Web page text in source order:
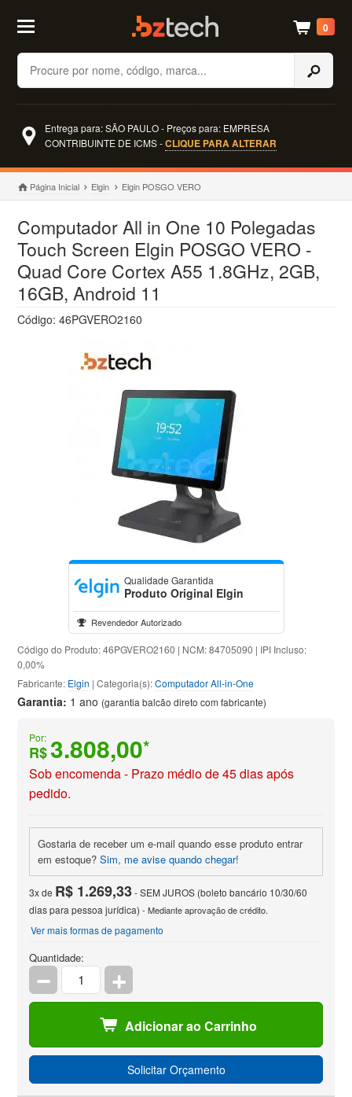
Buscar
0
Entrega para: SÃO PAULO - Preços para: EMPRESA
CONTRIBUINTE DE ICMS -CLIQUE PARA ALTERAR
Página Inicial Elgin Elgin POSGO VERO
Computador All in One 10 Polegadas
Touch Screen Elgin POSGO VERO -
Quad Core Cortex A55 1.8GHz, 2GB,
16GB, Android 11
Código: 46PGVERO2160
Qualidade Garantida
Produto Original Elgin
Revendedor Autorizado
Código do Produto: 46PGVERO2160 | NCM: 84705090 | IPI Incluso:
0,00%
Fabricante: Elgin | Categoria(s):Computador All-in-One
Garantia: 1 ano (garantia balcão direto com fabricante)
Por:
R$3.808,00*
Sob encomenda - Prazo médio de 45 dias após
pedido.
Gostaria de receber um e-mail quando esse produto entrar
em estoque?Sim, me avise quando chegar!
3x de R$ 1.269,33- SEM JUROS (boleto bancário 10/30/60
dias para pessoa jurídica) - Mediante aprovação de crédito.
Ver mais formas de pagamento
Quantidade:
Adicionar ao Carrinho
Solicitar Orçamento